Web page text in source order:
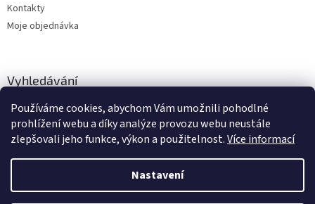
Používáme cookies, abychom Vám umožnili pohodlné
prohlížení webu a díky analýze provozu webu neustále
zlepšovali jeho funkce, výkon a použitelnost.Více informací
Nastavení
Kontakty
Moje objednávka
Vyhledávání
Vytvořil Shoptet